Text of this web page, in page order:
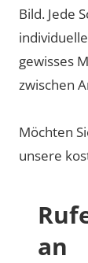
Bild. Jede
gewisses
zwischen
Möchten
unsere
an